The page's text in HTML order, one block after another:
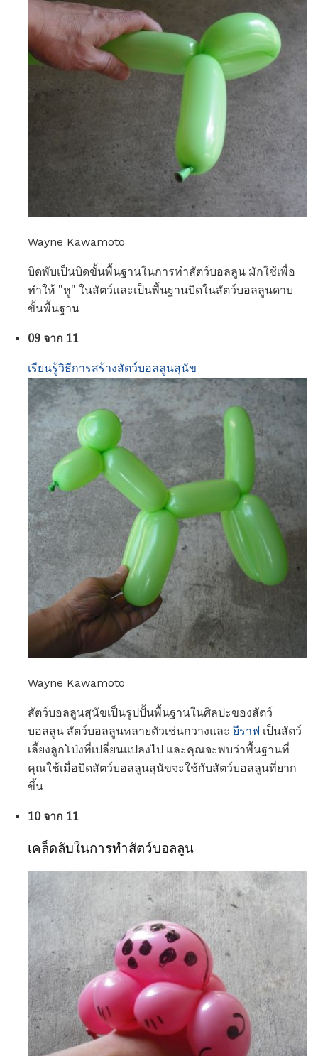
Wayne Kawamoto
บิดพับเป็นบิดขั้นพื้นฐานในการทำสัตว์บอลลูน มักใช้เพื่อ
ทำให้ "หู" ในสัตว์และเป็นพื้นฐานบิดในสัตว์บอลลูนดาบ
ขั้นพื้นฐาน
09 จาก 11
เรียนรู้วิธีการสร้างสัตว์บอลลูนสุนัข
Wayne Kawamoto
สัตว์บอลลูนสุนัขเป็นรูปปั้นพื้นฐานในศิลปะของสัตว์
บอลลูน สัตว์บอลลูนหลายตัวเช่นกวางและ ยีราฟ เป็นสัตว์
เลี้ยงลูกโป่งที่เปลี่ยนแปลงไป และคุณจะพบว่าพื้นฐานที่
คุณใช้เมื่อบิดสัตว์บอลลูนสุนัขจะใช้กับสัตว์บอลลูนที่ยาก
ขึ้น
10 จาก 11
เคล็ดลับในการทำสัตว์บอลลูน